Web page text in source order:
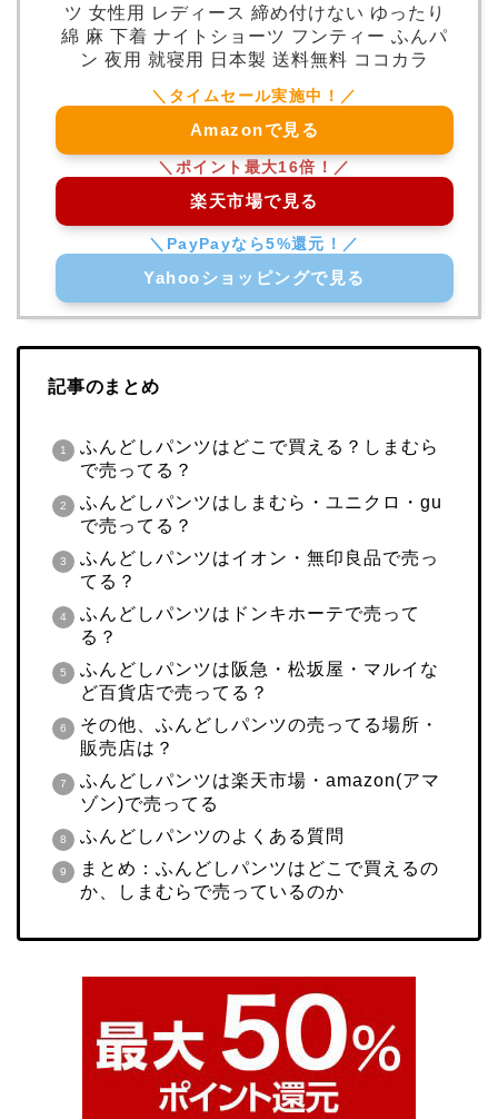
ツ 女性用 レディース 締め付けない ゆったり
綿 麻 下着 ナイトショーツ フンティー ふんパ
ン 夜用 就寝用 日本製 送料無料 ココカラ
Amazonで見る
楽天市場で見る
Yahooショッピングで見る
記事のまとめ
ふんどしパンツはどこで買える？しまむら
で売ってる？
ふんどしパンツはしまむら・ユニクロ・gu
で売ってる？
ふんどしパンツはイオン・無印良品で売っ
てる？
ふんどしパンツはドンキホーテで売って
る？
ふんどしパンツは阪急・松坂屋・マルイな
ど百貨店で売ってる？
その他、ふんどしパンツの売ってる場所・
販売店は？
ふんどしパンツは楽天市場・amazon(アマ
ゾン)で売ってる
ふんどしパンツのよくある質問
まとめ：ふんどしパンツはどこで買えるの
か、しまむらで売っているのか